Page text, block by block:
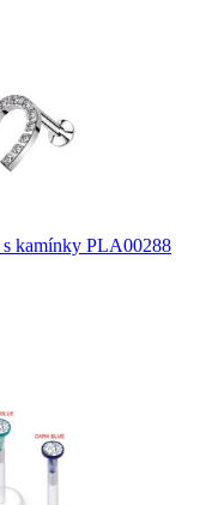
kamínky PLA00288